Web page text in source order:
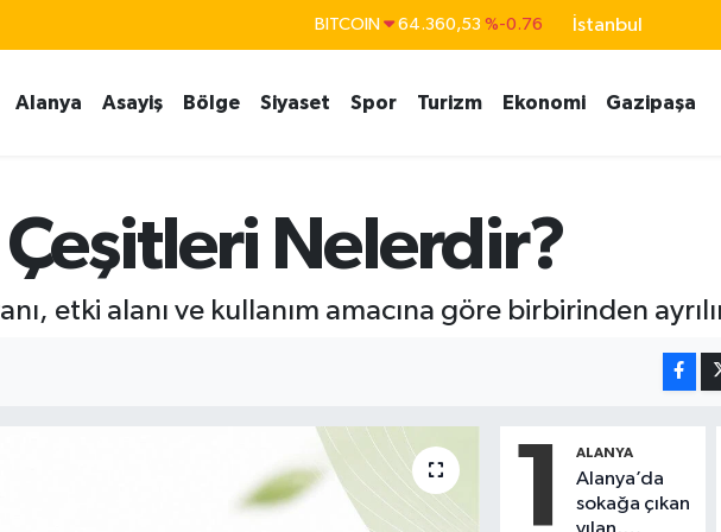
47,7069
İstanbul
Alanya Asayiş Bölge Siyaset Spor Turizm Ekonomi Gazipaşa
Nelerdir?
etki alanı ve kullanım amacına göre birbirinden
1 ALANYA
Alanya’da
sokağa çıkan